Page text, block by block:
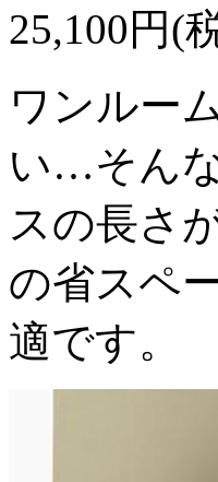
25,100円(
ワンルー
い…そん
スの長さ
の省スペ
適です。